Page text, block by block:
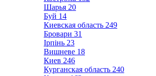
Шарья 20
Буй 14
Киевская область 249
Бровари 31
Ірпінь 23
Вишневе 18
Киев 246
Курганская область 240